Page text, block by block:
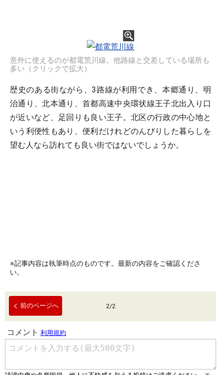
意外に使えるのが都電荒川線。他路線と交差している場所も
多い（クリックで拡大）
歴史のある街ながら、3路線が利用でき、本郷通り、明
治通り、北本通り、首都高速中央環状線王子北出入り口
が近いなど、足回りも良い王子。北区の行政の中心地と
いう利便性もあり、便利だけれどのんびりした暮らしを
望む人なら訪れても良い街ではないでしょうか。
※記事内容は執筆時点のものです。最新の内容をご確認くださ
い。
前のページへ 2/2